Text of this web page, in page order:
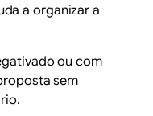
a organizar a
ou com
sem